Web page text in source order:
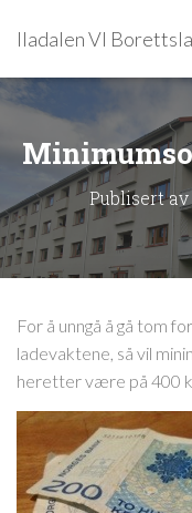
Iladalen VI
Publisert av
For å unngå å gå tom
ladevaktene, så vil
heretter være på 400